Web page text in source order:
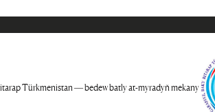
Türkmenistan — bedew batly at-myradyň mekany